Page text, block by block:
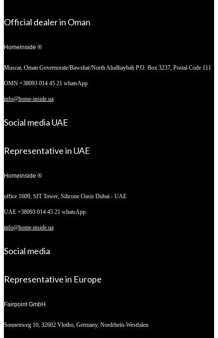
Official dealer in Oman
Homeinside ®
Muscat, Oman Governorate/Bawshar/North Aludhaybah P.O. Box 3237, Postal Code 111
OMN +38093 014 45 21 whatsApp
info@home-inside.ua
Social media UAE
Representative in UAE
Homeinside ®
office 1609, SIT Tower, Silicone Oasis Dubai - UAE
UAE +38093 014 45 21 whatsApp
info@home-inside.ua
Social media
Representative in Europe
Fairpoint GmbH
Sonnenweg 10, 32602 Vlotho, Germany. Nordrhein-Westfalen